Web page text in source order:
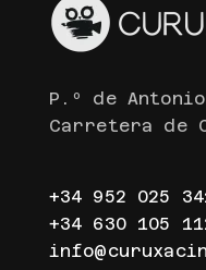
P.º de
Carretera de
+34 952 025
+34 630 105